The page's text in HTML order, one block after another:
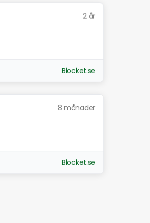
2 år
Blocket.se
8 månader
Blocket.se